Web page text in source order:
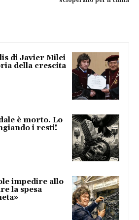
di Javier Milei
della crescita
è morto. Lo
i resti!
impedire allo
la spesa